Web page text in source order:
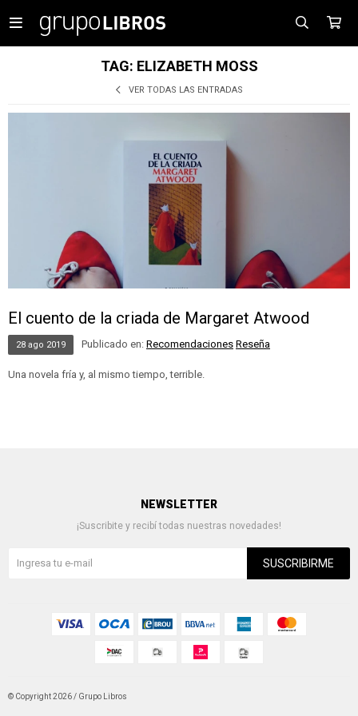

TAG: ELIZABETH MOSS
VER TODAS LAS ENTRADAS
El cuento de la criada de Margaret Atwood
28 ago 2019 Publicado en: Recomendaciones Reseña
Una novela fría y, al mismo tiempo, terrible.
NEWSLETTER
¡Suscribite y recibí todas nuestras novedades!
SUSCRIBIRME
© Copyright 2026 / Grupo Libros